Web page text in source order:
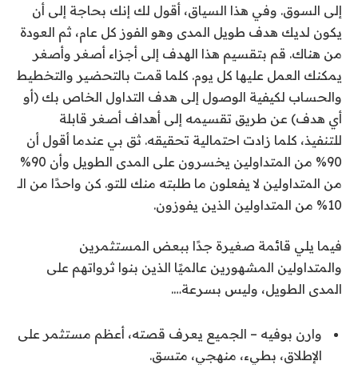
إلى السوق. وفي هذا السياق، أقول لك إنك بحاجة إلى أن
يكون لديك هدف طويل المدى وهو الفوز كل عام، ثم العودة
من هناك. قم بتقسيم هذا الهدف إلى أجزاء أصغر وأصغر
يمكنك العمل عليها كل يوم. كلما قمت بالتحضير والتخطيط
والحساب لكيفية الوصول إلى هدف التداول الخاص بك (أو
أي هدف) عن طريق تقسيمه إلى أهداف أصغر قابلة
للتنفيذ، كلما زادت احتمالية تحقيقه. ثق بي عندما أقول أن
90% من المتداولين يخسرون على المدى الطويل وأن 90%
من المتداولين لا يفعلون ما طلبته منك للتو. كن واحدًا من الـ
10% من المتداولين الذين يفوزون.
فيما يلي قائمة صغيرة جدًا ببعض المستثمرين
والمتداولين المشهورين عالميًا الذين بنوا ثرواتهم على
المدى الطويل، وليس بسرعة….
وارن بوفيه – الجميع يعرف قصته، أعظم مستثمر على
الإطلاق، بطيء، منهجي، متسق.